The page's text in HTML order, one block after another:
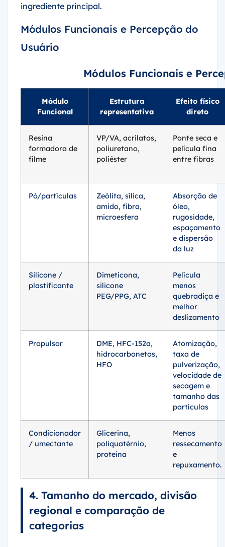
ingrediente principal.
Módulos Funcionais e Percepção do
Usuário
Módulos Funcionais e
Módulo
Funcional
Estrutura
representativa
Efeito físico
direto
Resina
formadora de
filme
VP/VA, acrilatos,
poliuretano,
poliéster
Ponte seca e
película fina
entre fibras
Pó/partículas
Zeólita, sílica,
amido, fibra,
microesfera
Absorção de
óleo,
rugosidade,
espaçamento
e dispersão
da luz
Silicone /
plastificante
Dimeticona,
silicone
PEG/PPG, ATC
Película
menos
quebradiça e
melhor
deslizamento
Propulsor
DME, HFC-152a,
hidrocarbonetos,
HFO
Atomização,
taxa de
pulverização,
velocidade de
secagem e
tamanho das
partículas
Condicionador
/ umectante
Glicerina,
poliquatérnio,
proteína
Menos
ressecamento
e
repuxamento.
4. Tamanho do mercado, divisão
regional e comparação de
categorias